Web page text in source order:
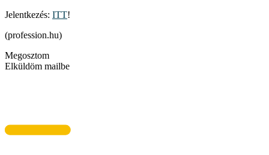
Jelentkezés: ITT!
(profession.hu)
Megosztom
Elküldöm mailbe